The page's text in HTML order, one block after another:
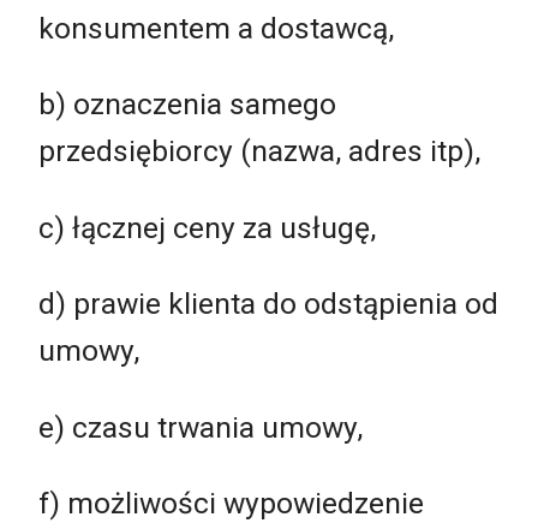
konsumentem a dostawcą,
b) oznaczenia samego
przedsiębiorcy (nazwa, adres itp),
c) łącznej ceny za usługę,
d) prawie klienta do odstąpienia od
umowy,
e) czasu trwania umowy,
f) możliwości wypowiedzenie